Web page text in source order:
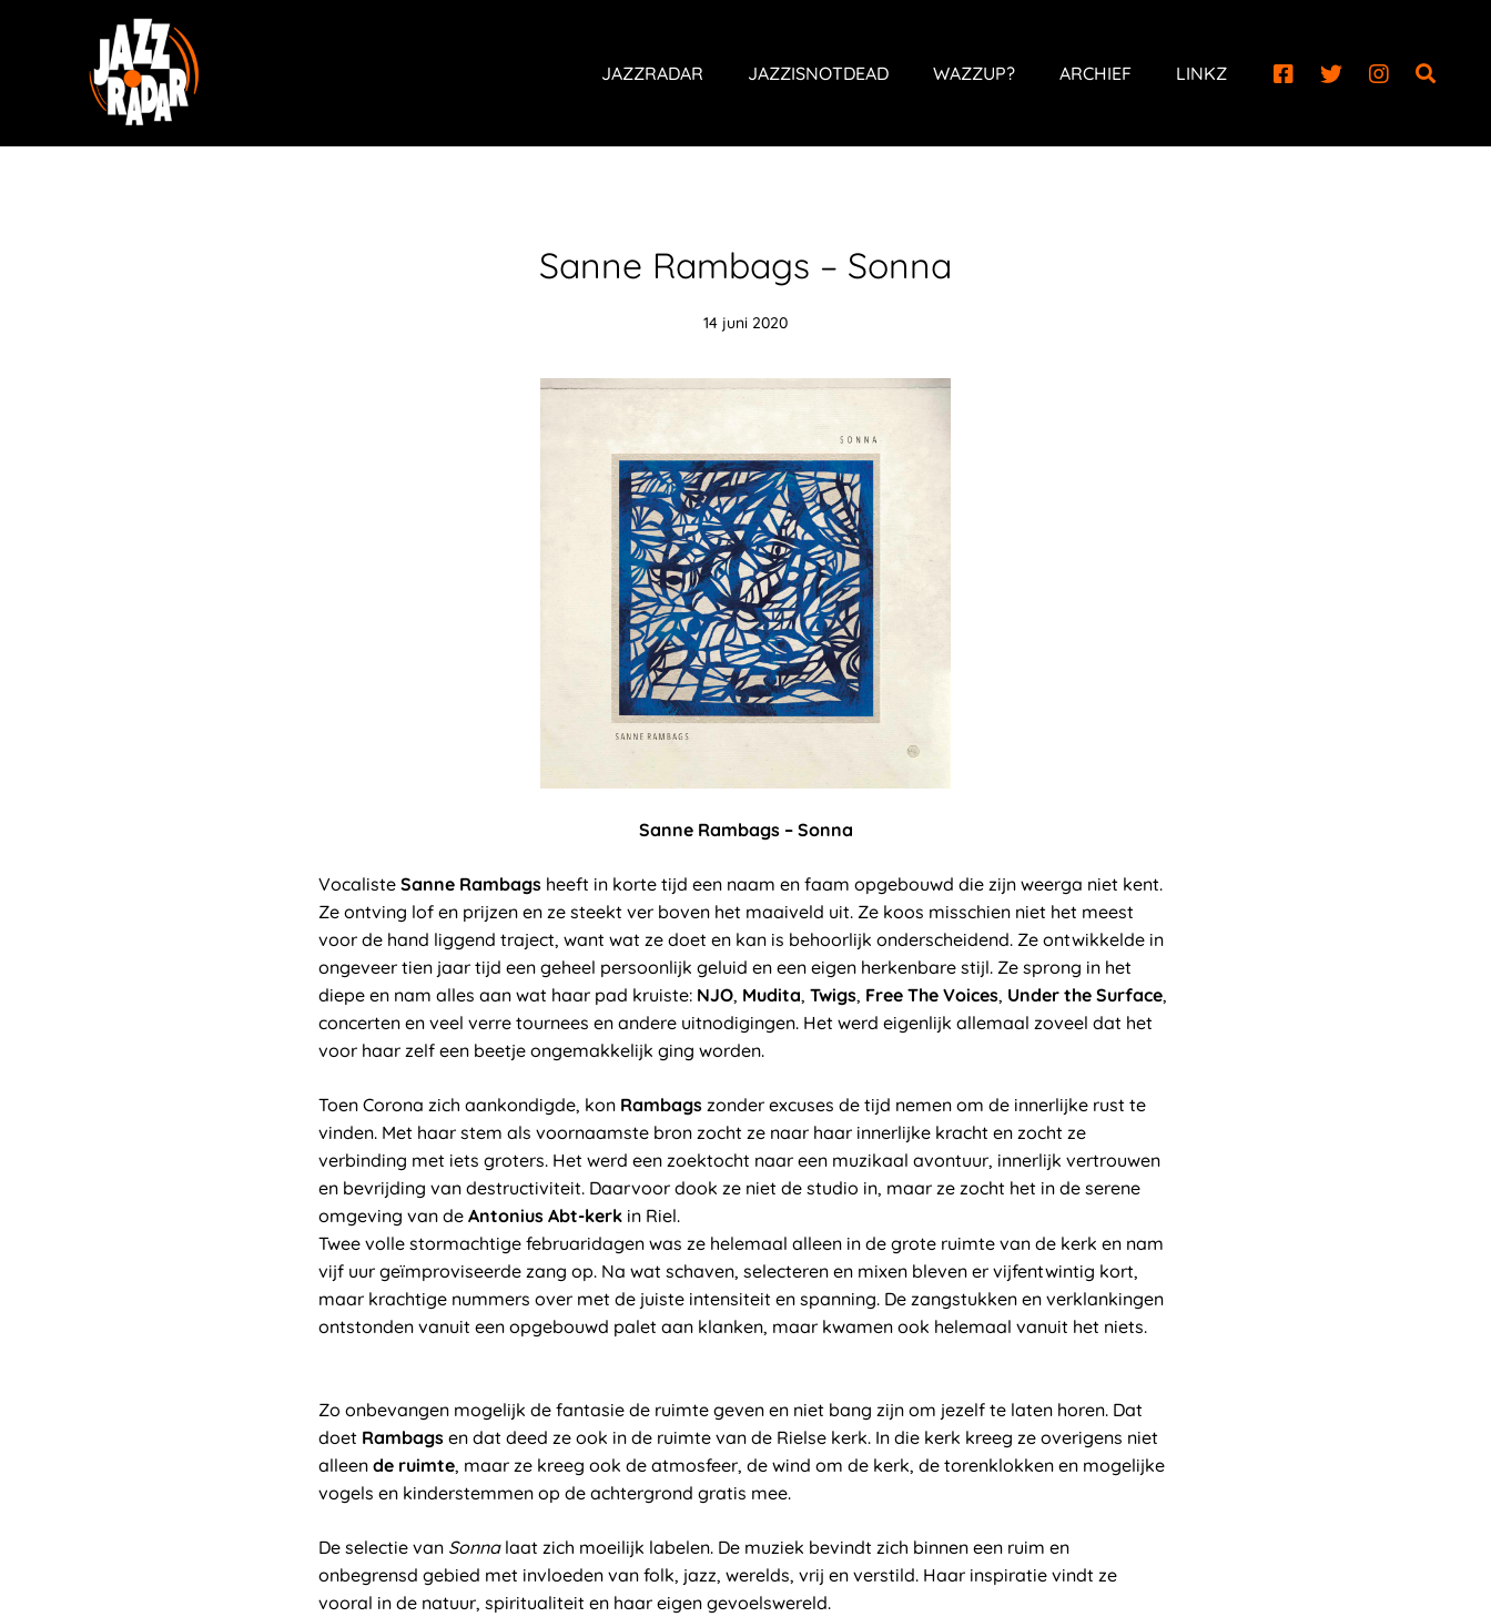
JAZZRADAR JAZZISNOTDEAD WAZZUP? ARCHIEF LINKZ
Sanne Rambags – Sonna
14 juni 2020
Sanne Rambags – Sonna
Vocaliste Sanne Rambags heeft in korte tijd een naam en faam opgebouwd die zijn weerga niet kent.
Ze ontving lof en prijzen en ze steekt ver boven het maaiveld uit. Ze koos misschien niet het meest
voor de hand liggend traject, want wat ze doet en kan is behoorlijk onderscheidend. Ze ontwikkelde in
ongeveer tien jaar tijd een geheel persoonlijk geluid en een eigen herkenbare stijl. Ze sprong in het
diepe en nam alles aan wat haar pad kruiste: NJO, Mudita, Twigs, Free The Voices, Under the Surface,
concerten en veel verre tournees en andere uitnodigingen. Het werd eigenlijk allemaal zoveel dat het
voor haar zelf een beetje ongemakkelijk ging worden.
Toen Corona zich aankondigde, kon Rambags zonder excuses de tijd nemen om de innerlijke rust te
vinden. Met haar stem als voornaamste bron zocht ze naar haar innerlijke kracht en zocht ze
verbinding met iets groters. Het werd een zoektocht naar een muzikaal avontuur, innerlijk vertrouwen
en bevrijding van destructiviteit. Daarvoor dook ze niet de studio in, maar ze zocht het in de serene
omgeving van de Antonius Abt-kerk in Riel.
Twee volle stormachtige februaridagen was ze helemaal alleen in de grote ruimte van de kerk en nam
vijf uur geïmproviseerde zang op. Na wat schaven, selecteren en mixen bleven er vijfentwintig kort,
maar krachtige nummers over met de juiste intensiteit en spanning. De zangstukken en verklankingen
ontstonden vanuit een opgebouwd palet aan klanken, maar kwamen ook helemaal vanuit het niets.
Zo onbevangen mogelijk de fantasie de ruimte geven en niet bang zijn om jezelf te laten horen. Dat
doet Rambags en dat deed ze ook in de ruimte van de Rielse kerk. In die kerk kreeg ze overigens niet
alleen de ruimte, maar ze kreeg ook de atmosfeer, de wind om de kerk, de torenklokken en mogelijke
vogels en kinderstemmen op de achtergrond gratis mee.
De selectie van Sonnalaat zich moeilijk labelen. De muziek bevindt zich binnen een ruim en
onbegrensd gebied met invloeden van folk, jazz, werelds, vrij en verstild. Haar inspiratie vindt ze
vooral in de natuur, spiritualiteit en haar eigen gevoelswereld.